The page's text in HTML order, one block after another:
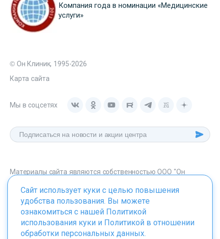
Компания года в номинации «Медицинские
услуги»
© Он Клиник, 1995-2026
Карта сайта
Мы в соцсетях
Материалы сайта являются собственностью ООО "Он
onclinic.ru запрещено в соответствии со статьей 1259 ГК. РФ.
Сайт использует куки с целью повышения
удобства пользования. Вы можете
ознакомиться с нашей Политикой
использования куки и Политикой в отношении
обработки персональных данных.